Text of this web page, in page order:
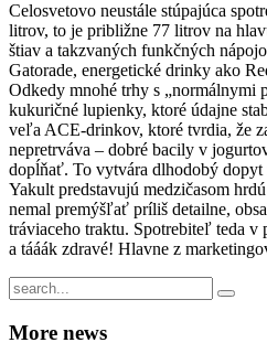
Celosvetovo neustále stúpajúca
litrov, to je približne 77 litrov na
štiav a takzvaných funkčných
Gatorade, energetické drinky ako
Odkedy mnohé trhy s „normálnymi
kukuričné lupienky, ktoré údajne
veľa ACE-drinkov, ktoré tvrdia, že
nepretrváva – dobré bacily v
dopĺňať. To vytvára dlhodobý
Yakult predstavujú medzičasom
nemal premýšľať príliš detailne,
tráviaceho traktu. Spotrebiteľ teda
a tááák zdravé! Hlavne z
More news